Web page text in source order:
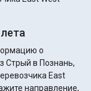
о
Стрый в Познань,
East
направление,